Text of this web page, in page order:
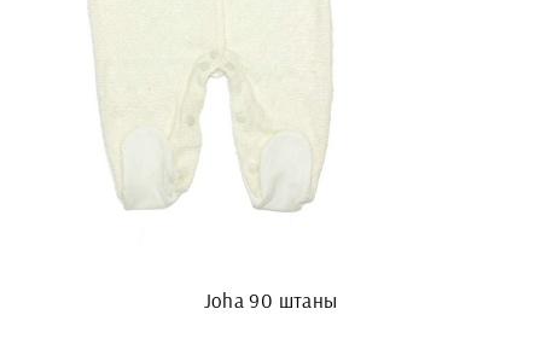
Joha 90 штаны